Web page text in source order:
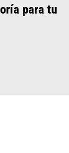
para tu